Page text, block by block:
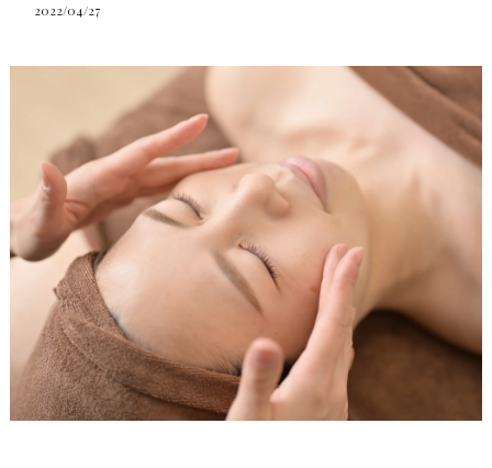
2022/04/27